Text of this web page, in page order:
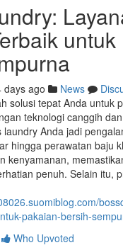
untuk
days ago News
solusi tepat Anda untuk
teknologi canggih
Anda jadi
hingga perawatan baju
kenyamanan,
penuh. Selain itu,
pakaian-bersih-
Who Upvoted